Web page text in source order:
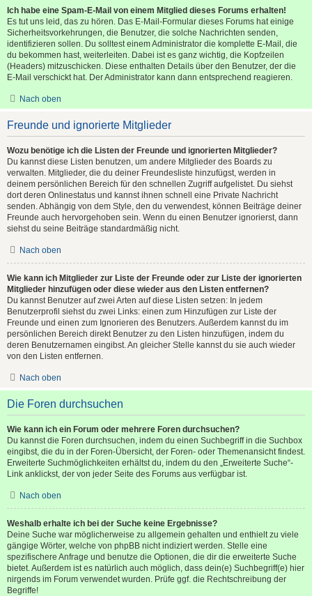
Ich habe eine Spam-E-Mail von einem Mitglied dieses Forums erhalten!
Es tut uns leid, das zu hören. Das E-Mail-Formular dieses Forums hat einige
Sicherheitsvorkehrungen, die Benutzer, die solche Nachrichten senden,
identifizieren sollen. Du solltest einem Administrator die komplette E-Mail, die
du bekommen hast, weiterleiten. Dabei ist es ganz wichtig, die Kopfzeilen
(Headers) mitzuschicken. Diese enthalten Details über den Benutzer, der die
E-Mail verschickt hat. Der Administrator kann dann entsprechend reagieren.
Nach oben
Freunde und ignorierte Mitglieder
Wozu benötige ich die Listen der Freunde und ignorierten Mitglieder?
Du kannst diese Listen benutzen, um andere Mitglieder des Boards zu
verwalten. Mitglieder, die du deiner Freundesliste hinzufügst, werden in
deinem persönlichen Bereich für den schnellen Zugriff aufgelistet. Du siehst
dort deren Onlinestatus und kannst ihnen schnell eine Private Nachricht
senden. Abhängig von dem Style, den du verwendest, können Beiträge deiner
Freunde auch hervorgehoben sein. Wenn du einen Benutzer ignorierst, dann
siehst du seine Beiträge standardmäßig nicht.
Nach oben
Wie kann ich Mitglieder zur Liste der Freunde oder zur Liste der ignorierten
Mitglieder hinzufügen oder diese wieder aus den Listen entfernen?
Du kannst Benutzer auf zwei Arten auf diese Listen setzen: In jedem
Benutzerprofil siehst du zwei Links: einen zum Hinzufügen zur Liste der
Freunde und einen zum Ignorieren des Benutzers. Außerdem kannst du im
persönlichen Bereich direkt Benutzer zu den Listen hinzufügen, indem du
deren Benutzernamen eingibst. An gleicher Stelle kannst du sie auch wieder
von den Listen entfernen.
Nach oben
Die Foren durchsuchen
Wie kann ich ein Forum oder mehrere Foren durchsuchen?
Du kannst die Foren durchsuchen, indem du einen Suchbegriff in die Suchbox
eingibst, die du in der Foren-Übersicht, der Foren- oder Themenansicht findest.
Erweiterte Suchmöglichkeiten erhältst du, indem du den „Erweiterte Suche“-
Link anklickst, der von jeder Seite des Forums aus verfügbar ist.
Nach oben
Weshalb erhalte ich bei der Suche keine Ergebnisse?
Deine Suche war möglicherweise zu allgemein gehalten und enthielt zu viele
gängige Wörter, welche von phpBB nicht indiziert werden. Stelle eine
spezifischere Anfrage und benutze die Optionen, die dir die erweiterte Suche
bietet. Außerdem ist es natürlich auch möglich, dass dein(e) Suchbegriff(e) hier
nirgends im Forum verwendet wurden. Prüfe ggf. die Rechtschreibung der
Begriffe!